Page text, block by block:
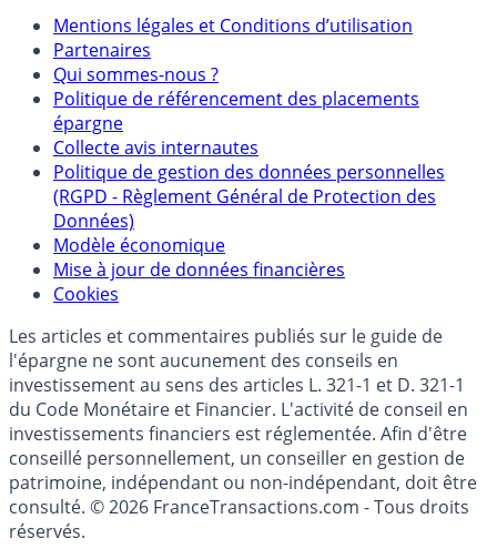
Mentions légales et Conditions d’utilisation
Partenaires
Qui sommes-nous ?
Politique de référencement des placements
épargne
Collecte avis internautes
Politique de gestion des données personnelles
(RGPD - Règlement Général de Protection des
Données)
Modèle économique
Mise à jour de données financières
Cookies
Les articles et commentaires publiés sur le guide de
l'épargne ne sont aucunement des conseils en
investissement au sens des articles L. 321-1 et D. 321-1
du Code Monétaire et Financier. L'activité de conseil en
investissements financiers est réglementée. Afin d'être
conseillé personnellement, un conseiller en gestion de
patrimoine, indépendant ou non-indépendant, doit être
consulté. © 2026 FranceTransactions.com - Tous droits
réservés.